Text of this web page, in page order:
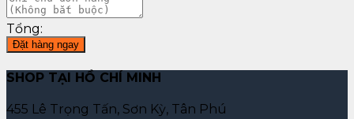
Tổng:
Đặt hàng ngay
SHOP TẠI HỒ CHÍ MINH
455 Lê Trọng Tấn, Sơn Kỳ, Tân Phú